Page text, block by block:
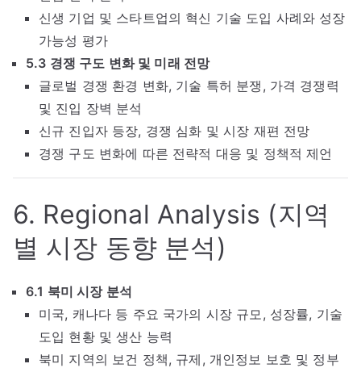
신생 기업 및 스타트업의 혁신 기술 도입 사례와 성장
가능성 평가
5.3 경쟁 구도 변화 및 미래 전망
글로벌 경쟁 환경 변화, 기술 특허 분쟁, 가격 경쟁력
및 진입 장벽 분석
신규 진입자 등장, 경쟁 심화 및 시장 재편 전망
경쟁 구도 변화에 따른 전략적 대응 및 정책적 제언
6. Regional Analysis (지역
별 시장 동향 분석)
6.1 북미 시장 분석
미국, 캐나다 등 주요 국가의 시장 규모, 성장률, 기술
도입 현황 및 생산 능력
북미 지역의 보건 정책, 규제, 개인정보 보호 및 정부